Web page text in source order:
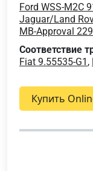
Ford WSS-M2C
Jaguar/Land
MB-Approval
Соответствие
Fiat 9.55535-G1 ,
Купить